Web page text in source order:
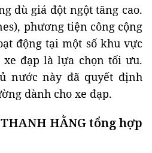
dù giá đột ngột tăng cao.
phương tiện công cộng
động tại một số khu vực
đạp là lựa chọn tối ưu.
nước này đã quyết định
dành cho xe đạp.
THANH HẰNG tổng hợp